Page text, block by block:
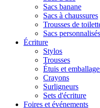
Sacs banane
Sacs à chaussures
Trousses de
Sacs personnalisés
Écriture
Stylos
Trousses
Étuis et
Crayons
Surligneurs
Sets d'écriture
Foires et événements